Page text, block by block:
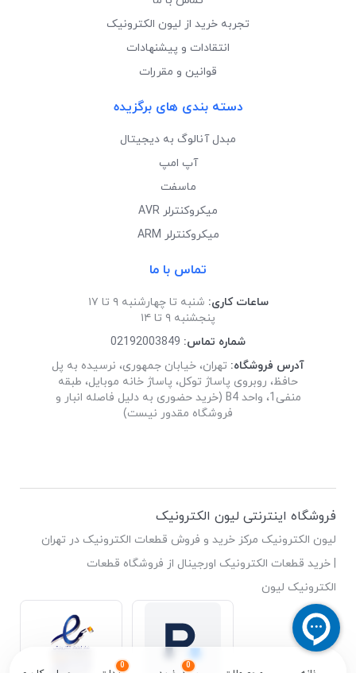
0
0
تجربه خرید از لیون الکترونیک
انتقادات و پیشنهادات
قوانین و مقررات
دسته بندی های برگزیده
مبدل آنالوگ به دیجیتال
آپ امپ
ماسفت
میکروکنترلر AVR
میکروکنترلر ARM
تماس با ما
ساعات کاری: شنبه تا چهارشنبه ۹ تا ۱۷
پنجشنبه ۹ تا ۱۴
شماره تماس: 02192003849
آدرس فروشگاه: تهران، خیابان جمهوری، نرسیده به پل
حافظ، روبروی پاساژ توکل، پاساژ خانه موبایل، طبقه
منفی1، واحد B4 (خرید حضوری به دلیل فاصله انبار و
فروشگاه مقدور نیست)
فروشگاه اینترنتی لیون الکترونیک
لیون الکترونیک مرکز خرید و فروش قطعات الکترونیک در تهران
| خرید قطعات الکترونیک اورجینال از فروشگاه قطعات
الکترونیک لیون